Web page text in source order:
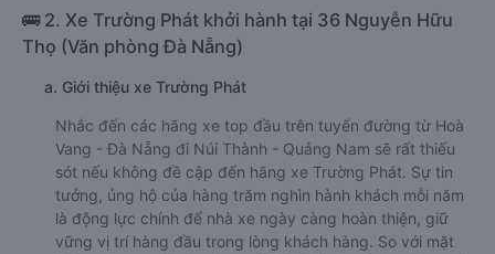
🚌 2. Xe Trường Phát khởi hành tại 36 Nguyễn Hữu
Thọ (Văn phòng Đà Nẵng)
a. Giới thiệu xe Trường Phát
Nhắc đến các hãng xe top đầu trên tuyến đường từ Hoà
Vang - Đà Nẵng đi Núi Thành - Quảng Nam sẽ rất thiếu
sót nếu không đề cập đến hãng xe Trường Phát. Sự tin
tưởng, ủng hộ của hàng trăm nghìn hành khách mỗi năm
là động lực chính để nhà xe ngày càng hoàn thiện, giữ
vững vị trí hàng đầu trong lòng khách hàng. So với mặt